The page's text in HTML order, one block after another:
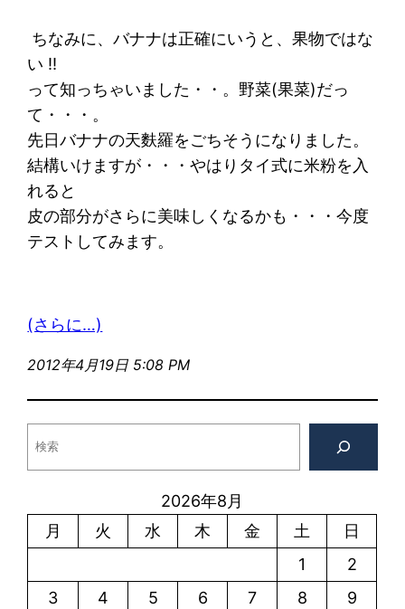
ちなみに、バナナは正確にいうと、果物ではな
い !!
って知っちゃいました・・。野菜(果菜)だっ
て・・・。
先日バナナの天麩羅をごちそうになりました。
結構いけますが・・・やはりタイ式に米粉を入
れると
皮の部分がさらに美味しくなるかも・・・今度
テストしてみます。
(さらに…)
2012年4月19日 5:08 PM
2026年8月
月
火 水 木 金 土
日
1
2
3
4 5 6 7 8
9